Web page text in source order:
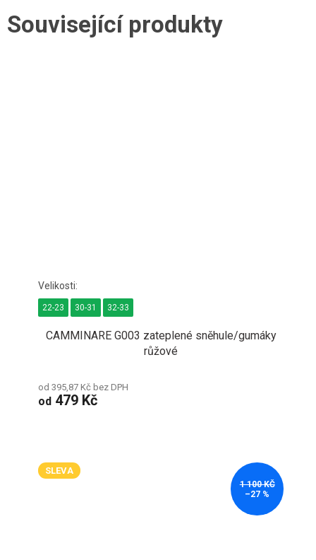
Související produkty
CAMMINARE G003 zateplené sněhule/gumáky
růžové
od 395,87 Kč bez DPH
od 479 Kč
22-23 30-31 32-33
SLEVA
1 100 KČ
–27 %